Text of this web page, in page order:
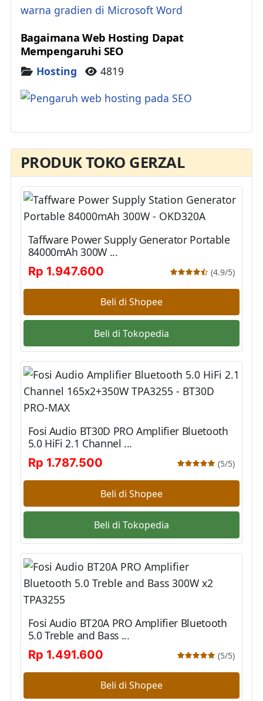
Bagaimana Web Hosting Dapat
Mempengaruhi SEO
DetailsHosting 4819
PRODUK TOKO GERZAL
Taffware Power Supply Generator Portable
84000mAh 300W ...
Rp 1.947.600
(4.9/5)
Beli di Shopee
Beli di Tokopedia
Fosi Audio BT30D PRO Amplifier Bluetooth
5.0 HiFi 2.1 Channel ...
Rp 1.787.500
(5/5)
Beli di Shopee
Beli di Tokopedia
Fosi Audio BT20A PRO Amplifier Bluetooth
5.0 Treble and Bass ...
Rp 1.491.600
(5/5)
Beli di Shopee